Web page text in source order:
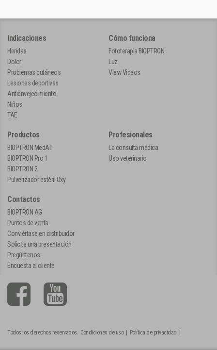
Indicaciones
Heridas
Dolor
Problemas cutáneos
Lesiones deportivas
Antienvejecimiento
Niños
TAE
Cómo funciona
Fototerapia BIOPTRON
Luz
View Videos
Productos
BIOPTRON MedAll
BIOPTRON Pro 1
BIOPTRON 2
Pulverizador estéril Oxy
Profesionales
La consulta médica
Uso veterinario
Contactos
BIOPTRON AG
Puntos de venta
Conviértase en distribuidor
Solicite una presentación
Pregúntenos
Encuesta al cliente
Todos los derechos reservados. Condiciones de uso| Política de privacidad